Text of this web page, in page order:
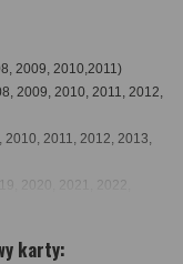
2009, 2010,2011)
2009, 2010, 2011, 2012,
2010, 2011, 2012, 2013,
2020, 2021, 2022,
2014, 2015, 2016,
karty: